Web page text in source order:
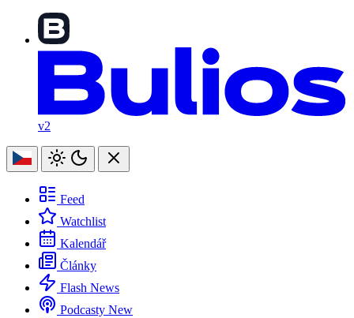
v2
Feed
Watchlist
Kalendář
Články
Flash News
Podcasty New